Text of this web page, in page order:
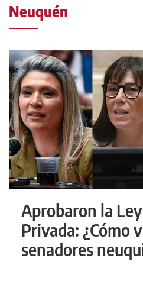
Neuquén
Aprobaron la
Privada: ¿Cómo
senadores